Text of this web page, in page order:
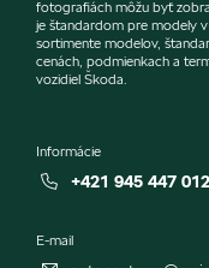
fotografiách môžu byť
je štandardom pre modely
sortimente modelov,
cenách, podmienkach a
vozidiel Škoda.
Informácie
+421 945 447 012
E-mail